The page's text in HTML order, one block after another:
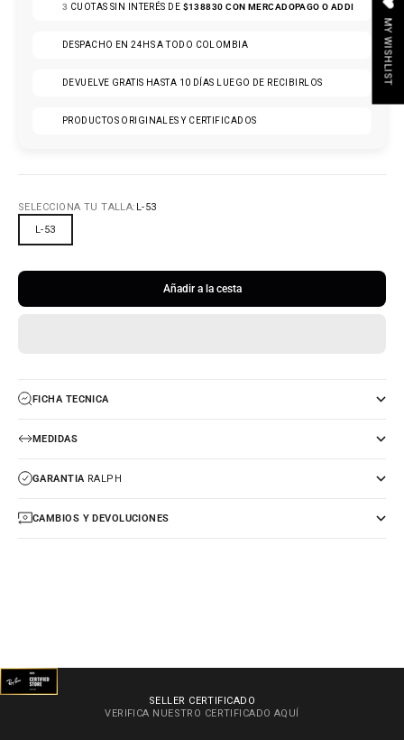
3 CUOTAS SIN INTERÉS DE $138830CON MERCADOPAGO O ADDI
DESPACHO EN 24HS A TODO COLOMBIA
DEVUELVE GRATIS HASTA 10 DÍAS LUEGO DE RECIBIRLOS
PRODUCTOS ORIGINALES Y CERTIFICADOS
SELECCIONA TU TALLA: L-53
L-53
Añadir a la cesta
FICHA TECNICA
MEDIDAS
GARANTIARALPH
CAMBIOS Y DEVOLUCIONES
SELLER CERTIFICADO
VERIFICA NUESTRO CERTIFICADO AQUÍ
MY WISHLIST